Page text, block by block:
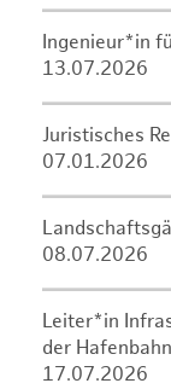
Ingenieur*in
13.07.2026
Juristisches
07.01.2026
08.07.2026
Leiter*in
der Hafenbahn
17.07.2026